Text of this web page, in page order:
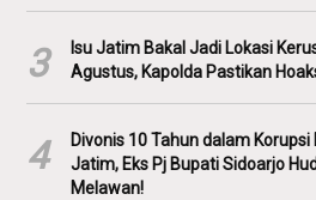
3
Isu Jatim Bakal Jadi Lokasi
Agustus, Kapolda Pastikan
4
Divonis 10 Tahun dalam Korupsi
Jatim, Eks Pj Bupati Sidoarjo
Melawan!